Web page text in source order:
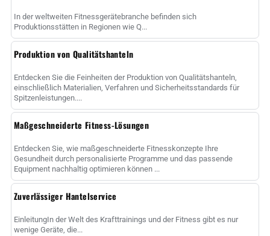
In der weltweiten Fitnessgerätebranche befinden sich
Produktionsstätten in Regionen wie Q...
Produktion von Qualitätshanteln
Entdecken Sie die Feinheiten der Produktion von Qualitätshanteln,
einschließlich Materialien, Verfahren und Sicherheitsstandards für
Spitzenleistungen....
Maßgeschneiderte Fitness-Lösungen
Entdecken Sie, wie maßgeschneiderte Fitnesskonzepte Ihre
Gesundheit durch personalisierte Programme und das passende
Equipment nachhaltig optimieren können ...
Zuverlässiger Hantelservice
EinleitungIn der Welt des Krafttrainings und der Fitness gibt es nur
wenige Geräte, die...